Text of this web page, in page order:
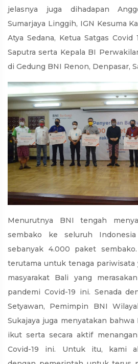
jelasnya juga dihadapan
Sumarjaya Linggih, IGN Kesuma
Atya Sedana, Ketua Satgas
Saputra serta Kepala BI
di Gedung BNI Renon, Denpasar,
Menurutnya BNI tengah
sembako ke seluruh
sebanyak 4.000 paket
terutama untuk tenaga pariwisata
masyarakat Bali yang
pandemi Covid-19 ini. Senada
Setyawan, Pemimpin BNI
Sukajaya juga menyatakan
ikut serta secara aktif
Covid-19 ini. Untuk itu, kami